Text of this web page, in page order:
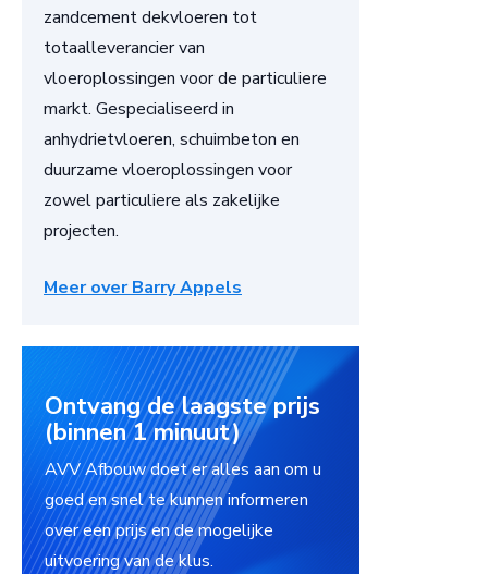
zandcement dekvloeren tot
totaalleverancier van
vloeroplossingen voor de particuliere
markt. Gespecialiseerd in
anhydrietvloeren, schuimbeton en
duurzame vloeroplossingen voor
zowel particuliere als zakelijke
projecten.
Meer over Barry Appels
Ontvang de laagste prijs
(binnen 1 minuut)
AVV Afbouw doet er alles aan om u
goed en snel te kunnen informeren
over een prijs en de mogelijke
uitvoering van de klus.